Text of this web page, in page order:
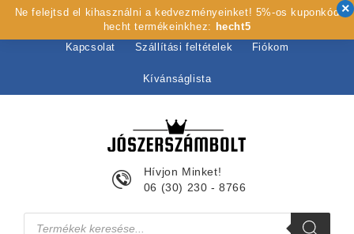
Kezdőlap Rólunk Webshop Szolgáltatások
Kapcsolat Szállítási feltételek Fiókom
Kívánságlista
Hívjon Minket!
06 (30) 230 - 8766
Products
search
Ne felejtsd el kihasználni a kedvezményeinket! 5%-os kuponkód
hecht termékeinkhez: hecht5